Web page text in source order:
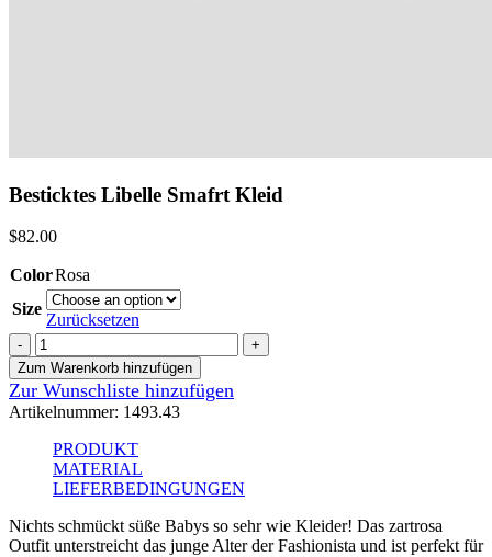
Besticktes Libelle Smafrt Kleid
$82.00
ColorRosa
Size
Zurücksetzen
Besticktes
Libelle
Smafrt
Kleid
Menge
Zum Warenkorb hinzufügen
Zur Wunschliste hinzufügen
Artikelnummer: 1493.43
PRODUKT
MATERIAL
LIEFERBEDINGUNGEN
Nichts schmückt süße Babys so sehr wie Kleider! Das zartrosa
Outfit unterstreicht das junge Alter der Fashionista und ist perfekt für